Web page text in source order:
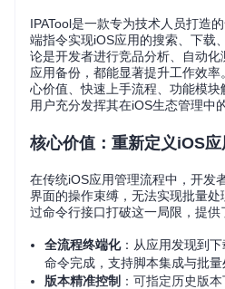
IPATool是一款专为技术人员打造
端指令实现iOS应用的搜索、下载
论是开发者进行竞品分析、自动
应用备份，都能显著提升工作效
心价值、快速上手流程、功能模
用户充分发挥其在iOS生态管理中
核心价值：重新定义iOS
在传统iOS应用管理流程中，开发
界面的操作束缚，无法实现批量处
过命令行接口打破这一局限，提供
全流程终端化：从应用发现到
命令完成，支持脚本集成与批量
版本精准控制 ：可指定历史版